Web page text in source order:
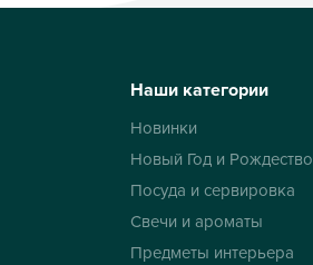
Наши категории
Новинки
Новый Год и Рождество
Посуда и сервировка
Свечи и ароматы
Предметы интерьера